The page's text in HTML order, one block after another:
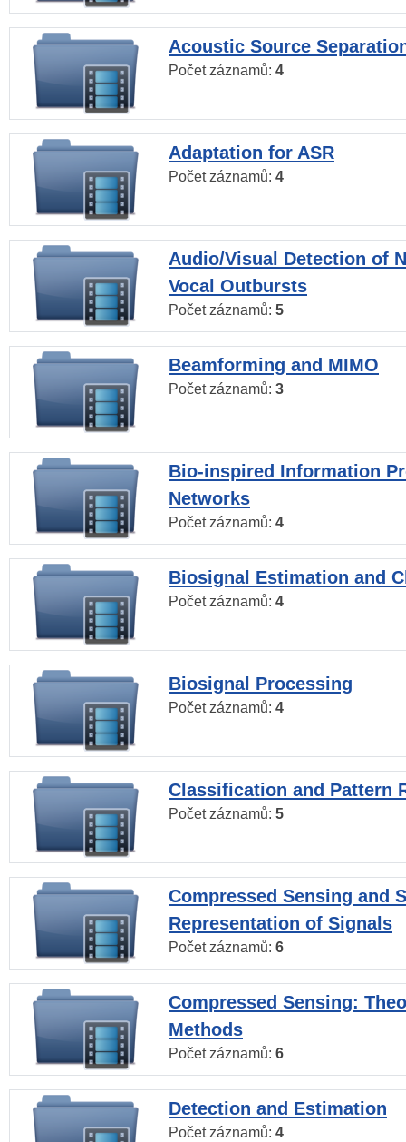
Acoustic Source
Počet záznamů: 4
Adaptation for ASR
Počet záznamů: 4
Audio/Visual Detection of
Vocal Outbursts
Počet záznamů: 5
Beamforming and MIMO
Počet záznamů: 3
Bio-inspired Information
Networks
Počet záznamů: 4
Biosignal Estimation and
Počet záznamů: 4
Biosignal Processing
Počet záznamů: 4
Classification and Pattern
Počet záznamů: 5
Compressed Sensing and
Representation of Signals
Počet záznamů: 6
Compressed Sensing:
Methods
Počet záznamů: 6
Detection and Estimation
Počet záznamů: 4